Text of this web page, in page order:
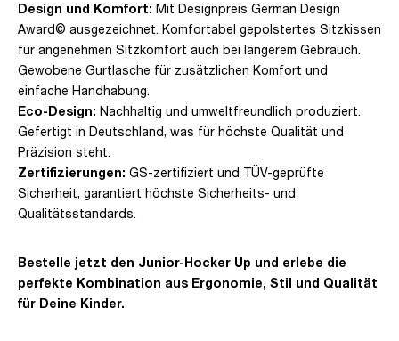
Design und Komfort: Mit Designpreis German Design
Award© ausgezeichnet. Komfortabel gepolstertes Sitzkissen
für angenehmen Sitzkomfort auch bei längerem Gebrauch.
Gewobene Gurtlasche für zusätzlichen Komfort und
einfache Handhabung.
Eco-Design: Nachhaltig und umweltfreundlich produziert.
Gefertigt in Deutschland, was für höchste Qualität und
Präzision steht.
Zertifizierungen: GS-zertifiziert und TÜV-geprüfte
Sicherheit, garantiert höchste Sicherheits- und
Qualitätsstandards.
Bestelle jetzt den Junior-Hocker Up und erlebe die
perfekte Kombination aus Ergonomie, Stil und Qualität
für Deine Kinder.